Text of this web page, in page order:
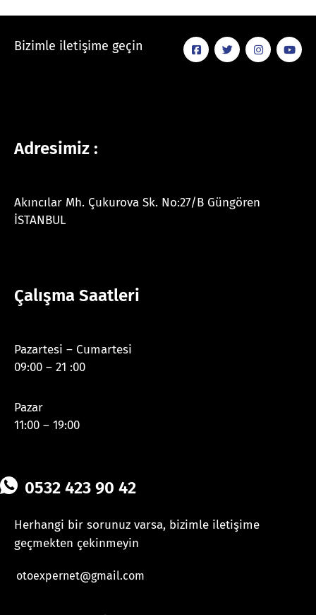
Bizimle iletişime geçin
Adresimiz :
Akıncılar Mh. Çukurova Sk. No:27/B Güngören
İSTANBUL
Çalışma Saatleri
Pazartesi – Cumartesi
09:00 – 21 :00
Pazar
11:00 – 19:00
0532 423 90 42
Herhangi bir sorunuz varsa, bizimle iletişime
geçmekten çekinmeyin
otoexpernet@gmail.com